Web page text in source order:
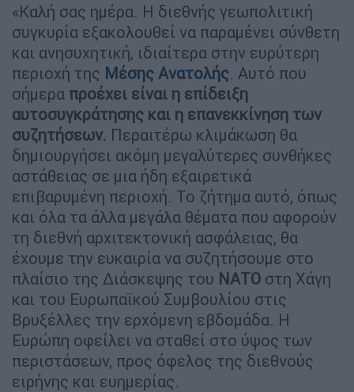
«Καλή σας ημέρα. Η διεθνής γεωπολιτική
συγκυρία εξακολουθεί να παραμένει σύνθετη
και ανησυχητική, ιδιαίτερα στην ευρύτερη
περιοχή της Μέσης Ανατολής. Αυτό που
σήμερα προέχει είναι η επίδειξη
αυτοσυγκράτησης και η επανεκκίνηση των
συζητήσεων. Περαιτέρω κλιμάκωση θα
δημιουργήσει ακόμη μεγαλύτερες συνθήκες
αστάθειας σε μια ήδη εξαιρετικά
επιβαρυμένη περιοχή. Το ζήτημα αυτό, όπως
και όλα τα άλλα μεγάλα θέματα που αφορούν
τη διεθνή αρχιτεκτονική ασφάλειας, θα
έχουμε την ευκαιρία να συζητήσουμε στο
πλαίσιο της Διάσκεψης του ΝΑΤΟ στη Χάγη
και του Ευρωπαϊκού Συμβουλίου στις
Βρυξέλλες την ερχόμενη εβδομάδα. Η
Ευρώπη οφείλει να σταθεί στο ύψος των
περιστάσεων, προς όφελος της διεθνούς
ειρήνης και ευημερίας.